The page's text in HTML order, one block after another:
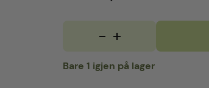
-
ARENCIA
Tea
+
Bare 1 igjen på lager